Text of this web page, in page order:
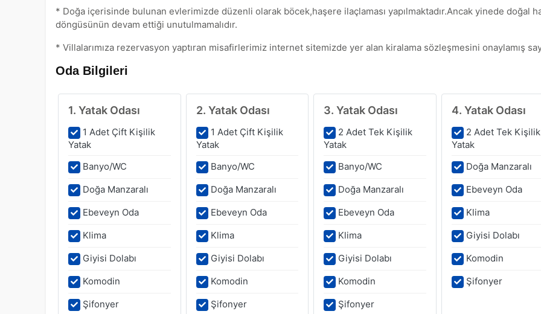
* Doğa içerisinde bulunan evlerimizde düzenli olarak böcek,haşere ilaçlaması yapılmaktadır.Ancak yinede doğal
döngüsünün devam ettiği unutulmamalıdır.
* Villalarımıza rezervasyon yaptıran misafirlerimiz internet sitemizde yer alan kiralama sözleşmesini onaylamış
Oda Bilgileri
1. Yatak Odası
1 Adet Çift Kişilik
Yatak
Banyo/WC
Doğa Manzaralı
Ebeveyn Oda
Klima
Giyisi Dolabı
Komodin
Şifonyer
2. Yatak Odası
1 Adet Çift Kişilik
Yatak
Banyo/WC
Doğa Manzaralı
Ebeveyn Oda
Klima
Giyisi Dolabı
Komodin
Şifonyer
3. Yatak Odası
2 Adet Tek Kişilik
Yatak
Banyo/WC
Doğa Manzaralı
Ebeveyn Oda
Klima
Giyisi Dolabı
Komodin
Şifonyer
4. Yatak Odası
2 Adet Tek Kişilik
Yatak
Doğa Manzaralı
Ebeveyn Oda
Klima
Giyisi Dolabı
Komodin
Şifonyer